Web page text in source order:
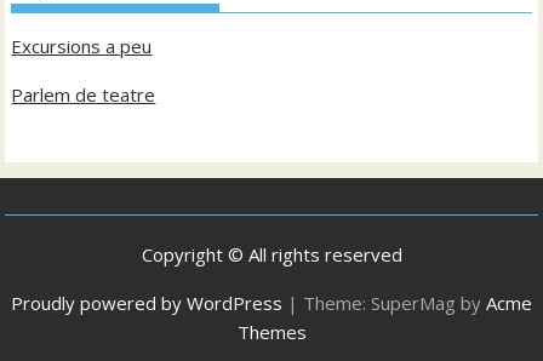
Excursions a peu
Parlem de teatre
Copyright © All rights reserved
Proudly powered by WordPress | Theme: SuperMag by Acme
Themes